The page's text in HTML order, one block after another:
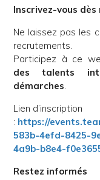
Inscrivez-vous
Ne laissez pas les
recrutements.
Participez à ce
des talents
démarches.
Lien d’inscription
: https://
583b-4efd-8425-
4a9b-b8e4-
Restez informés